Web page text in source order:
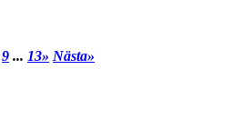
9 ... 13» Nästa»